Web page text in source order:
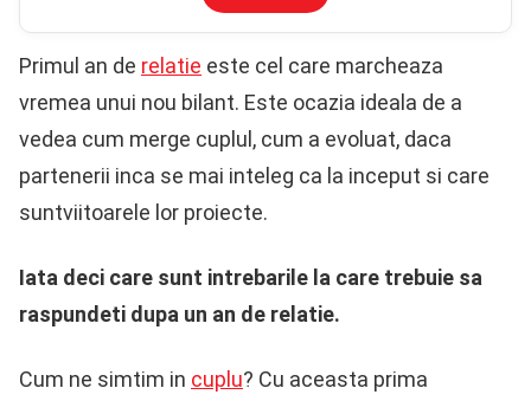
Primul an de relatie este cel care marcheaza
vremea unui nou bilant. Este ocazia ideala de a
vedea cum merge cuplul, cum a evoluat, daca
partenerii inca se mai inteleg ca la inceput si care
suntviitoarele lor proiecte.
Iata deci care sunt intrebarile la care trebuie sa
raspundeti dupa un an de relatie.
Cum ne simtim in cuplu? Cu aceasta prima